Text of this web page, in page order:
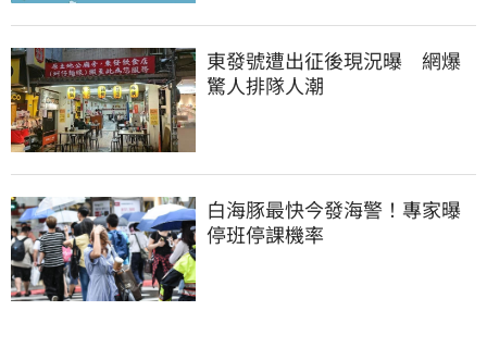
東發號遭出征後現況曝　網爆
驚人排隊人潮
白海豚最快今發海警！專家曝
停班停課機率